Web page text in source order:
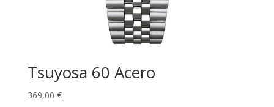
Tsuyosa 60 Acero
369,00 €